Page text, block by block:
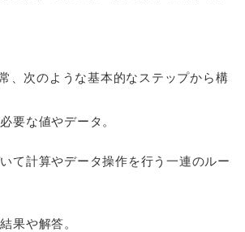
、次のような基本的なステップから構
要な値やデータ。
て計算やデータ操作を行う一連のルー
果や解答。